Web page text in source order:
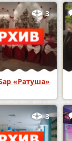
3
«Ратуша»
3